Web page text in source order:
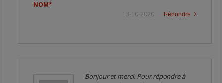
NOM*
Répondre
13-10-2020
Bonjour et merci. Pour répondre à